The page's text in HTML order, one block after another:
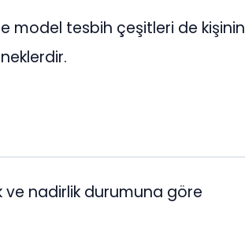
model tesbih çeşitleri de kişinin
ve nadirlik durumuna göre